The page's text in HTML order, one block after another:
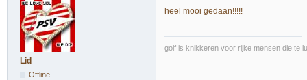
Lid
Offline
heel mooi gedaan!!!!!
golf is knikkeren voor rijke mensen die te